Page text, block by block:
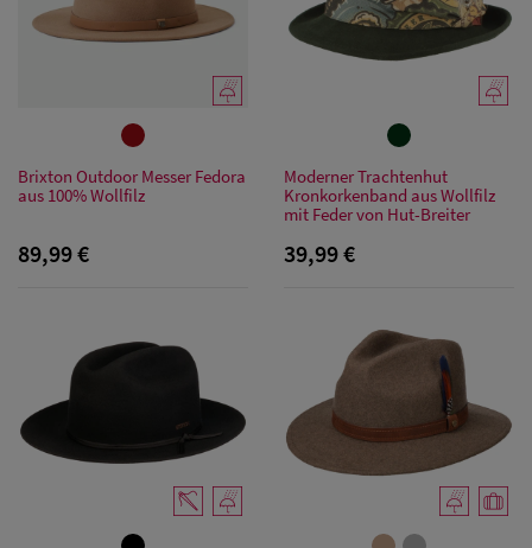
Brixton Outdoor Messer Fedora
aus 100% Wollfilz
89,99 €
Moderner Trachtenhut
Kronkorkenband aus Wollfilz
mit Feder von Hut-Breiter
39,99 €